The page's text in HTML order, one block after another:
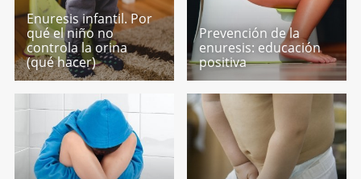
Enuresis infantil. Por
qué el niño no
controla la orina
(qué hacer)
Prevención de la
enuresis: educación
positiva